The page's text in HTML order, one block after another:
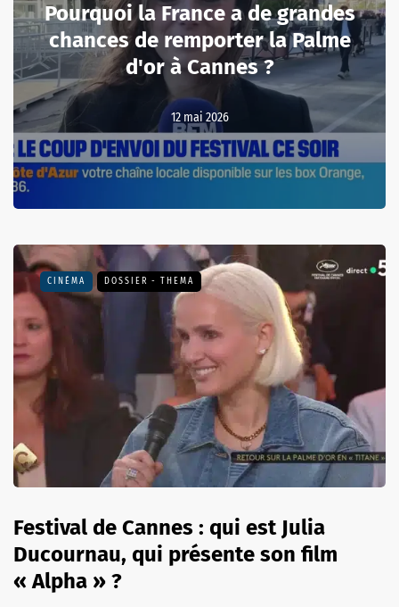
Pourquoi la France a de grandes
chances de remporter la Palme
d'or à Cannes ?
12 mai 2026
CINÉMA DOSSIER - THEMA
Festival de Cannes : qui est Julia
Ducournau, qui présente son film
« Alpha » ?